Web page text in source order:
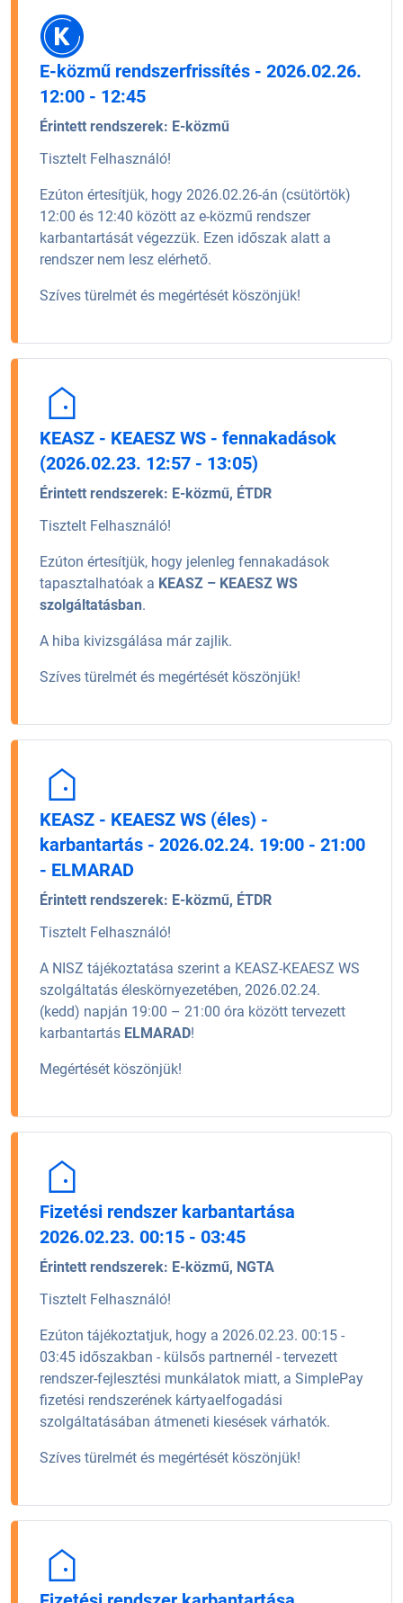
E-közmű rendszerfrissítés - 2026.02.26.
12:00 - 12:45
Érintett rendszerek: E-közmű
Tisztelt Felhasználó!
Ezúton értesítjük, hogy 2026.02.26-án (csütörtök)
12:00 és 12:40 között az e-közmű rendszer
karbantartását végezzük. Ezen időszak alatt a
rendszer nem lesz elérhető.
Szíves türelmét és megértését köszönjük!
KEASZ - KEAESZ WS - fennakadások
(2026.02.23. 12:57 - 13:05)
Érintett rendszerek: E-közmű, ÉTDR
Tisztelt Felhasználó!
Ezúton értesítjük, hogy jelenleg fennakadások
tapasztalhatóak a KEASZ – KEAESZ WS
szolgáltatásban.
A hiba kivizsgálása már zajlik.
Szíves türelmét és megértését köszönjük!
KEASZ - KEAESZ WS (éles) -
karbantartás - 2026.02.24. 19:00 - 21:00
- ELMARAD
Érintett rendszerek: E-közmű, ÉTDR
Tisztelt Felhasználó!
A NISZ tájékoztatása szerint a KEASZ-KEAESZ WS
szolgáltatás éleskörnyezetében, 2026.02.24.
(kedd) napján 19:00 – 21:00 óra között tervezett
karbantartás ELMARAD!
Megértését köszönjük!
Fizetési rendszer karbantartása
2026.02.23. 00:15 - 03:45
Érintett rendszerek: E-közmű, NGTA
Tisztelt Felhasználó!
Ezúton tájékoztatjuk, hogy a 2026.02.23. 00:15 -
03:45 időszakban - külsős partnernél - tervezett
rendszer-fejlesztési munkálatok miatt, a SimplePay
fizetési rendszerének kártyaelfogadási
szolgáltatásában átmeneti kiesések várhatók.
Szíves türelmét és megértését köszönjük!